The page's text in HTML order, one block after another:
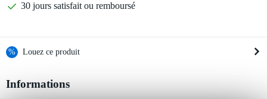
30 jours satisfait ou remboursé
% Louez ce produit
Louez ce produit à partir de 57 € par mois
Informations